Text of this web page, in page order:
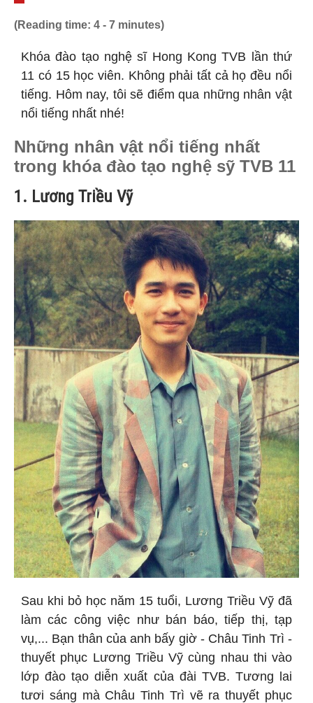
(Reading time: 4 - 7 minutes)
Khóa đào tạo nghệ sĩ Hong Kong TVB lần thứ
11 có 15 học viên. Không phải tất cả họ đều nổi
tiếng. Hôm nay, tôi sẽ điểm qua những nhân vật
nổi tiếng nhất nhé!
Những nhân vật nổi tiếng nhất
trong khóa đào tạo nghệ sỹ TVB 11
1. Lương Triều Vỹ
Sau khi bỏ học năm 15 tuổi, Lương Triều Vỹ đã
làm các công việc như bán báo, tiếp thị, tạp
vụ,... Bạn thân của anh bấy giờ - Châu Tinh Trì -
thuyết phục Lương Triều Vỹ cùng nhau thi vào
lớp đào tạo diễn xuất của đài TVB. Tương lai
tươi sáng mà Châu Tinh Trì vẽ ra thuyết phục